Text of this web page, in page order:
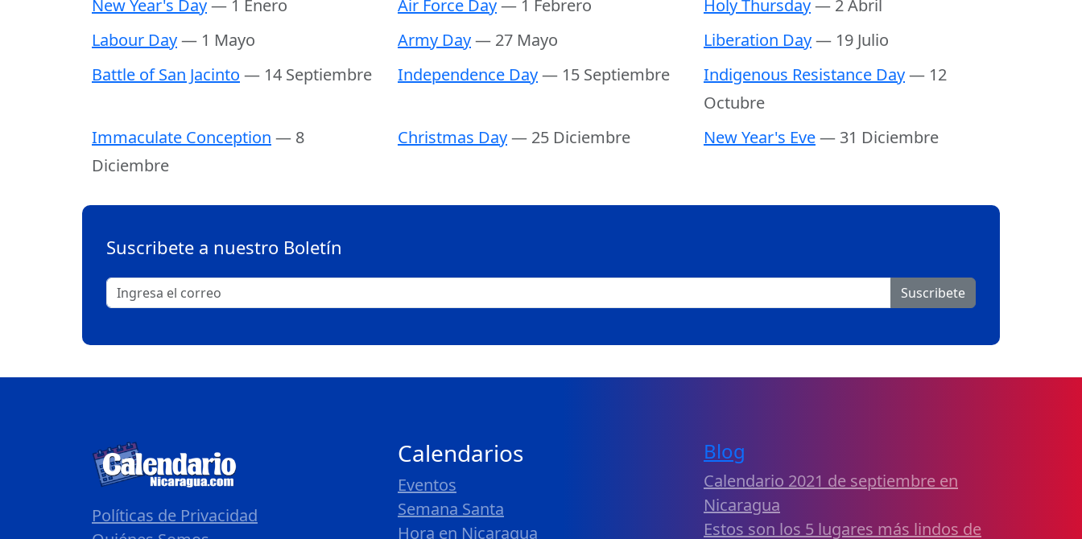
New Year's Day— 1 Enero Air Force Day— 1 Febrero Holy Thursday— 2 Abril
Labour Day— 1 Mayo Army Day— 27 Mayo Liberation Day— 19 Julio
Battle of San Jacinto — 14 Septiembre Independence Day— 15 Septiembre Indigenous Resistance Day— 12
Octubre
Immaculate Conception — 8
Diciembre
Christmas Day— 25 Diciembre New Year's Eve— 31 Diciembre
Suscribete a nuestro Boletín
Suscribete
Políticas de Privacidad
Calendarios
Eventos
Semana Santa
Hora en Nicaragua
Blog
Calendario 2021 de septiembre en
Nicaragua
Estos son los 5 lugares más lindos de